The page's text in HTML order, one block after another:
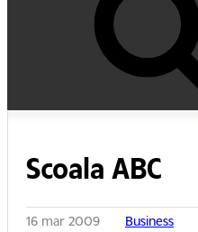
Scoala ABC
16 mar 2009 Business